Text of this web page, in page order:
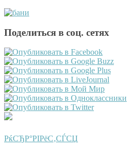
Поделиться в соц. сетях
РќСЂР°РІРёС‚СЃСЏ